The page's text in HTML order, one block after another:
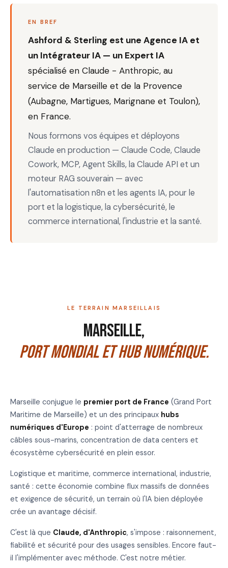
EN BREF
Ashford & Sterling est une Agence IA et
un Intégrateur IA — un Expert IA
spécialisé en Claude - Anthropic, au
service de Marseille et de la Provence
(Aubagne, Martigues, Marignane et Toulon),
en France.
Nous formons vos équipes et déployons
Claude en production — Claude Code, Claude
Cowork, MCP, Agent Skills, la Claude API et un
moteur RAG souverain — avec
l'automatisation n8n et les agents IA, pour le
port et la logistique, la cybersécurité, le
commerce international, l'industrie et la santé.
LE TERRAIN MARSEILLAIS
Marseille,
port mondial et hub numérique.
Marseille conjugue le premier port de France (Grand Port
Maritime de Marseille) et un des principaux hubs
numériques d'Europe : point d'atterrage de nombreux
câbles sous-marins, concentration de data centers et
écosystème cybersécurité en plein essor.
Logistique et maritime, commerce international, industrie,
santé : cette économie combine flux massifs de données
et exigence de sécurité, un terrain où l'IA bien déployée
crée un avantage décisif.
C'est là que Claude, d'Anthropic, s'impose : raisonnement,
fiabilité et sécurité pour des usages sensibles. Encore faut-
il l'implémenter avec méthode. C'est notre métier.